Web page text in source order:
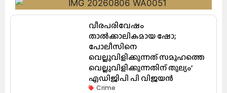
വീരപരിവേഷം
താൽക്കാലികമായ ഷോ;
പോലീസിനെ
വെല്ലുവിളിക്കുന്നത് സമൂഹത്തെ
വെല്ലുവിളിക്കുന്നതിന് തുല്യം’
എഡിജിപി പി വിജയൻ
Crime